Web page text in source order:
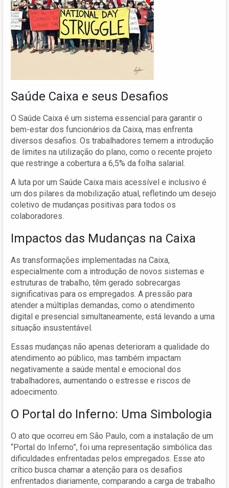
Saúde Caixa e seus Desafios
O Saúde Caixa é um sistema essencial para garantir o
bem-estar dos funcionários da Caixa, mas enfrenta
diversos desafios. Os trabalhadores temem a introdução
de limites na utilização do plano, como o recente projeto
que restringe a cobertura a 6,5% da folha salarial.
A luta por um Saúde Caixa mais acessível e inclusivo é
um dos pilares da mobilização atual, refletindo um desejo
coletivo de mudanças positivas para todos os
colaboradores.
Impactos das Mudanças na Caixa
As transformações implementadas na Caixa,
especialmente com a introdução de novos sistemas e
estruturas de trabalho, têm gerado sobrecargas
significativas para os empregados. A pressão para
atender a múltiplas demandas, como o atendimento
digital e presencial simultaneamente, está levando a uma
situação insustentável.
Essas mudanças não apenas deterioram a qualidade do
atendimento ao público, mas também impactam
negativamente a saúde mental e emocional dos
trabalhadores, aumentando o estresse e riscos de
adoecimento.
O Portal do Inferno: Uma Simbologia
O ato que ocorreu em São Paulo, com a instalação de um
“Portal do Inferno”, foi uma representação simbólica das
dificuldades enfrentadas pelos empregados. Esse ato
crítico busca chamar a atenção para os desafios
enfrentados diariamente, comparando a carga de trabalho